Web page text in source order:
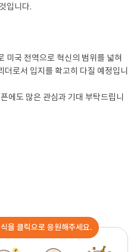
입니다.
국 전역으로 혁신의 범위를 넓혀
로서 입지를 확고히 다질 예정입니
에도 많은 관심과 기대 부탁드립니
을 클릭으로 응원해주세요.